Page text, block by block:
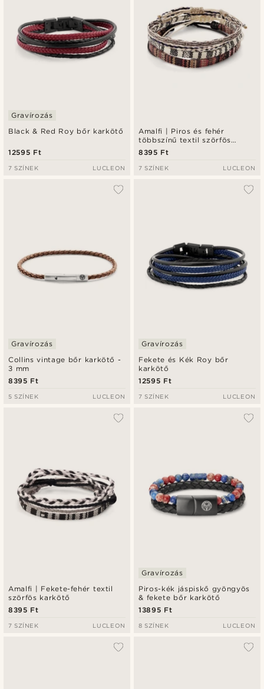
Black & Red Roy bőr karkötő
Gravírozás
12595 Ft
7 SZÍNEK LUCLEON
Amalfi | Piros és fehér
többszínű textil szörfös
karkötő
8395 Ft
7 SZÍNEK LUCLEON
Collins vintage bőr karkötő -
3 mm
Gravírozás
8395 Ft
5 SZÍNEK LUCLEON
Fekete és Kék Roy bőr
karkötő
Gravírozás
12595 Ft
7 SZÍNEK LUCLEON
Amalfi | Fekete-fehér textil
szörfös karkötő
8395 Ft
7 SZÍNEK LUCLEON
Piros-kék jáspiskő gyöngyös
& fekete bőr karkötő
Gravírozás
13895 Ft
8 SZÍNEK LUCLEON